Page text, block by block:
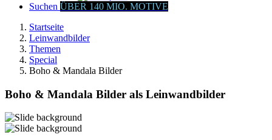
Suchen ÜBER 140 MIO. MOTIVE
Startseite
Leinwandbilder
Themen
Special
Boho & Mandala Bilder
Boho & Mandala Bilder als Leinwandbilder